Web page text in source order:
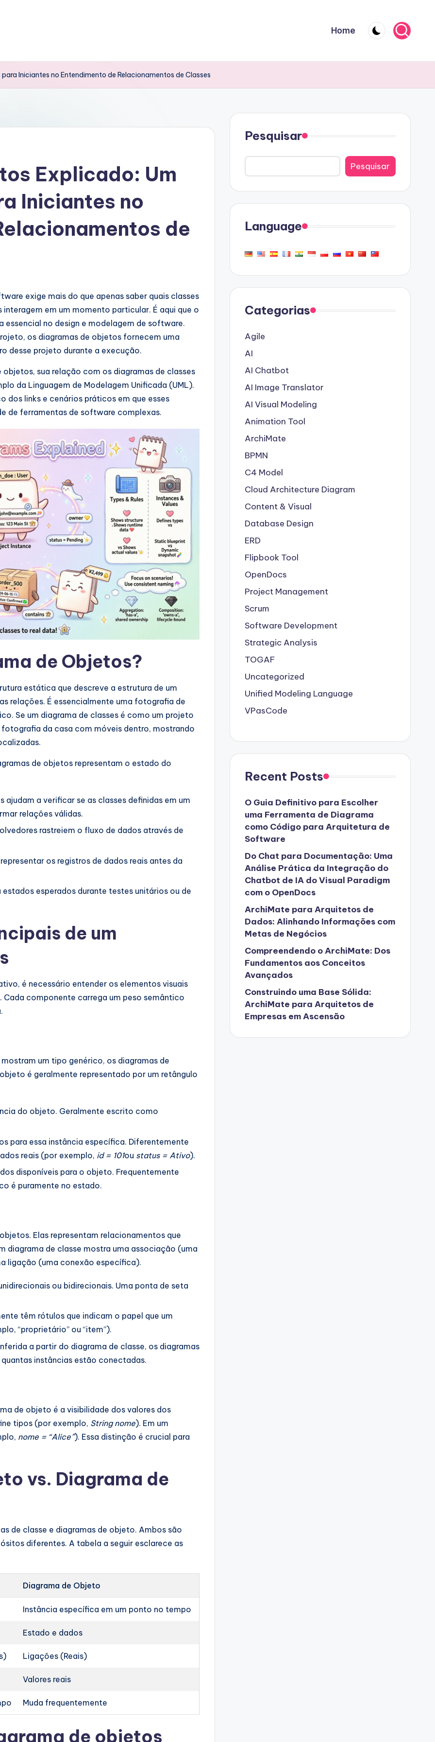
Home
Iniciantes no Entendimento de Relacionamentos de Classes
Explicado: Um
Iniciantes no
de
exige mais do que apenas saber quais classes
em um momento particular. É aqui que o
essencial no design e modelagem de software.
os diagramas de objetos fornecem uma
desse projeto durante a execução.
sua relação com os diagramas de classes
da Linguagem de Modelagem Unificada (UML).
dos links e cenários práticos em que esses
de ferramentas de software complexas.
de Objetos?
estática que descreve a estrutura de um
relações. É essencialmente uma fotografia de
Se um diagrama de classes é como um projeto
da casa com móveis dentro, mostrando
de objetos representam o estado do
ajudam a verificar se as classes definidas em um
relações válidas.
rastreiem o fluxo de dados através de
os registros de dados reais antes da
esperados durante testes unitários ou de
de um
é necessário entender os elementos visuais
componente carrega um peso semântico
um tipo genérico, os diagramas de
é geralmente representado por um retângulo
do objeto. Geralmente escrito como
para essa instância específica. Diferentemente
reais (por exemplo, id = 101ou status = Ativo).
disponíveis para o objeto. Frequentemente
é puramente no estado.
Elas representam relacionamentos que
diagrama de classe mostra uma associação (uma
ligação (uma conexão específica).
ou bidirecionais. Uma ponta de seta
têm rótulos que indicam o papel que um
“proprietário” ou “item”).
a partir do diagrama de classe, os diagramas
instâncias estão conectadas.
de objeto é a visibilidade dos valores dos
tipos (por exemplo, String nome). Em um
nome = “Alice”). Essa distinção é crucial para
vs. Diagrama de
de classe e diagramas de objeto. Ambos são
diferentes. A tabela a seguir esclarece as
Diagrama de Objeto
Instância específica em um ponto no tempo
Estado e dados
Ligações (Reais)
Valores reais
Muda frequentemente
de objetos
Pesquisar
Pesquisar
Language
Categorias
Agile
AI
AI Chatbot
AI Image Translator
AI Visual Modeling
Animation Tool
ArchiMate
BPMN
C4 Model
Cloud Architecture Diagram
Content & Visual
Database Design
ERD
Flipbook Tool
OpenDocs
Project Management
Scrum
Software Development
Strategic Analysis
TOGAF
Uncategorized
Unified Modeling Language
VPasCode
Recent Posts
O Guia Definitivo para Escolher
uma Ferramenta de Diagrama
como Código para Arquitetura de
Software
Do Chat para Documentação: Uma
Análise Prática da Integração do
Chatbot de IA do Visual Paradigm
com o OpenDocs
ArchiMate para Arquitetos de
Dados: Alinhando Informações com
Metas de Negócios
Compreendendo o ArchiMate: Dos
Fundamentos aos Conceitos
Avançados
Construindo uma Base Sólida:
ArchiMate para Arquitetos de
Empresas em Ascensão